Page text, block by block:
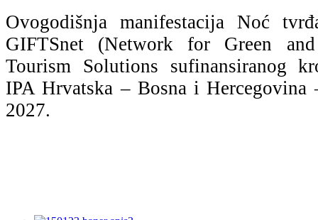
Ovogodišnja manifestacija Noć
GIFTSnet (Network for Green
Tourism Solutions sufinansiranog
IPA Hrvatska – Bosna i Hercegovina
2027.